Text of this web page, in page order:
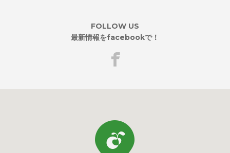
FOLLOW US
最新情報をfacebookで！